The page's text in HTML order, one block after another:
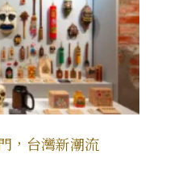
，台灣新潮流